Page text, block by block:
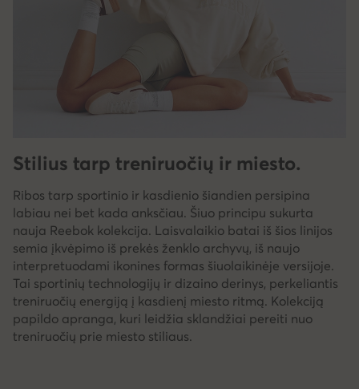
Stilius tarp treniruočių ir miesto.
Ribos tarp sportinio ir kasdienio šiandien persipina
labiau nei bet kada anksčiau. Šiuo principu sukurta
nauja Reebok kolekcija. Laisvalaikio batai iš šios linijos
semia įkvėpimo iš prekės ženklo archyvų, iš naujo
interpretuodami ikonines formas šiuolaikinėje versijoje.
Tai sportinių technologijų ir dizaino derinys, perkeliantis
treniruočių energiją į kasdienį miesto ritmą. Kolekciją
papildo apranga, kuri leidžia sklandžiai pereiti nuo
treniruočių prie miesto stiliaus.